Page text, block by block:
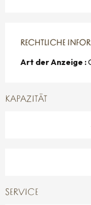
RECHTLICHE
RECHTLICHE
Art der Anzeige :
KAPAZITÄT
SERVICE